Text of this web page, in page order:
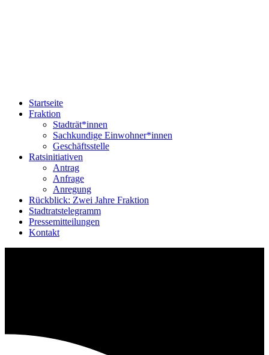
Startseite
Fraktion
Stadträt*innen
Sachkundige Einwohner*innen
Geschäftsstelle
Ratsinitiativen
Antrag
Anfrage
Anregung
Rückblick: Zwei Jahre Fraktion
Stadtratstelegramm
Pressemitteilungen
Kontakt